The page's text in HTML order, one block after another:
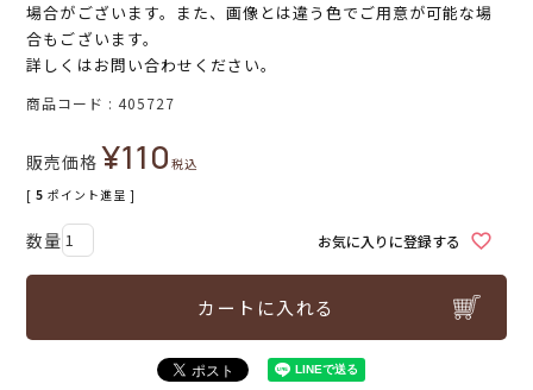
場合がございます。また、画像とは違う色でご用意が可能な場
合もございます。
詳しくはお問い合わせください。
商品コード 405727
販売価格 ¥110税込
[ 5 ポイント進呈 ]
お気に入りに登録する
カートに入れる